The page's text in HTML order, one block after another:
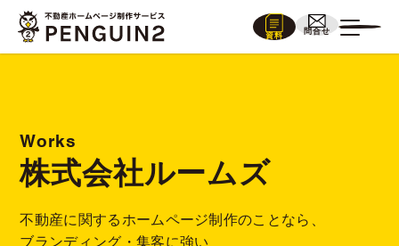
資料
問合せ
Works
株式会社ルームズ
不動産に関するホームページ制作のことなら、
ブランディング・集客に強い